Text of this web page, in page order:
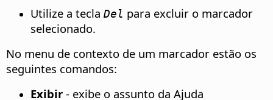
Utilize a tecla Del para excluir o marcador
selecionado.
No menu de contexto de um marcador estão os
seguintes comandos:
Exibir - exibe o assunto da Ajuda